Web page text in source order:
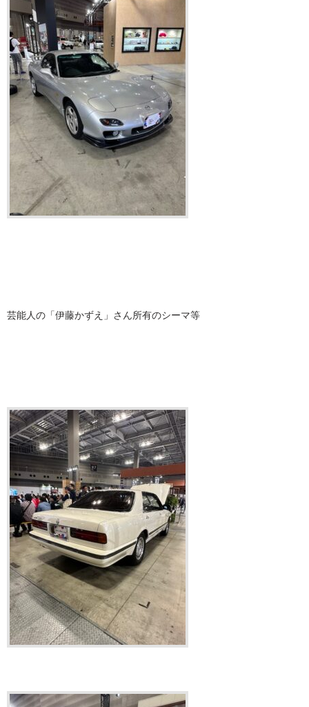
芸能人の「伊藤かずえ」さん所有のシーマ等